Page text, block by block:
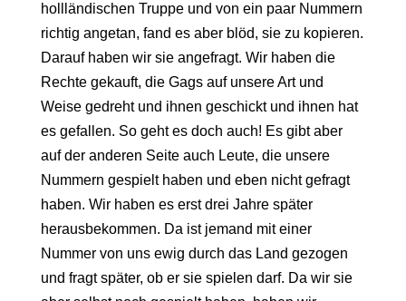
hollländischen Truppe und von ein paar Nummern
richtig angetan, fand es aber blöd, sie zu kopieren.
Darauf haben wir sie angefragt. Wir haben die
Rechte gekauft, die Gags auf unsere Art und
Weise gedreht und ihnen geschickt und ihnen hat
es gefallen. So geht es doch auch! Es gibt aber
auf der anderen Seite auch Leute, die unsere
Nummern gespielt haben und eben nicht gefragt
haben. Wir haben es erst drei Jahre später
herausbekommen. Da ist jemand mit einer
Nummer von uns ewig durch das Land gezogen
und fragt später, ob er sie spielen darf. Da wir sie